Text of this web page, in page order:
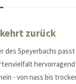
zurück
des Speyerbachs
- von nass bis